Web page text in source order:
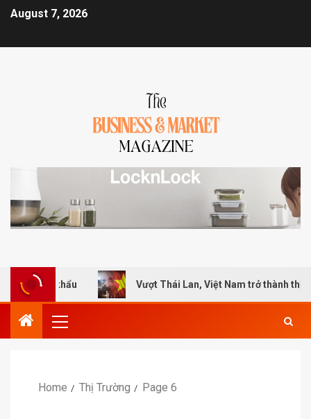
August 7, 2026
khẩu Vượt Thái Lan, Việt Nam trở thành thị trường
Home Thị Trường Page 6